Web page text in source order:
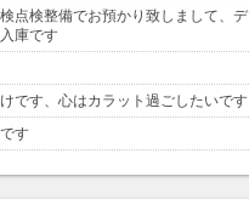
点検整備でお預かり致しまして、デ
庫です
です、心はカラット過ごしたいです
す